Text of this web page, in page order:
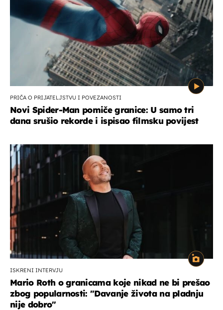
PRIČA O PRIJATELJSTVU I POVEZANOSTI
Novi Spider-Man pomiče granice: U samo tri
dana srušio rekorde i ispisao filmsku povijest
ISKRENI INTERVJU
Mario Roth o granicama koje nikad ne bi prešao
zbog popularnosti: "Davanje života na pladnju
nije dobro"